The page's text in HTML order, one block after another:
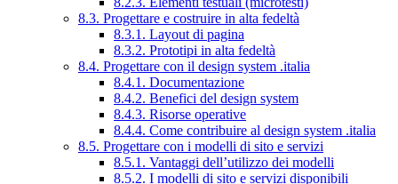
8.3. Progettare e costruire in alta fedeltà
8.3.1. Layout di pagina
8.3.2. Prototipi in alta fedeltà
8.4. Progettare con il design system .italia
8.4.1. Documentazione
8.4.2. Benefici del design system
8.4.3. Risorse operative
8.4.4. Come contribuire al design system .italia
8.5. Progettare con i modelli di sito e servizi
8.5.1. Vantaggi dell’utilizzo dei modelli
8.5.2. I modelli di sito e servizi disponibili